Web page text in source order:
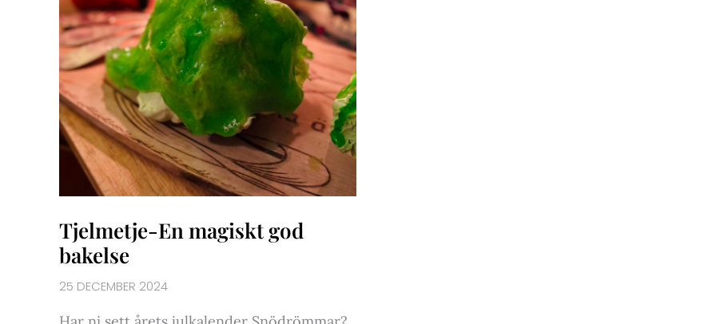
Tjelmetje-En magiskt god
bakelse
25 DECEMBER 2024